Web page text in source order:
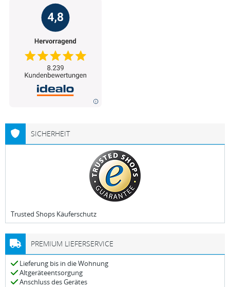
SICHERHEIT
Trusted Shops Käuferschutz
PREMIUM LIEFERSERVICE
Lieferung bis in die Wohnung
Altgeräteentsorgung
Anschluss des Gerätes